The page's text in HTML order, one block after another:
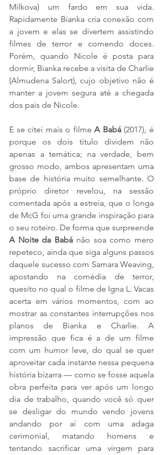
Milkova) um fardo em sua vida.
Rapidamente Bianka cria conexão com
a jovem e elas se divertem assistindo
filmes de terror e comendo doces.
Porém, quando Nicole é posta para
dormir, Bianka recebe a visita de Charlie
(Almudena Salort), cujo objetivo não é
manter a jovem segura até a chegada
dos pais de Nicole.
E se citei mais o filme A Babá (2017), é
porque os dois título dividem não
apenas a temática; na verdade, bem
grosso modo, ambos apresentam uma
base de história muito semelhante. O
próprio diretor revelou, na sessão
comentada após a estreia, que o longa
de McG foi uma grande inspiração para
A Noite da Babá não soa como mero
repeteco, ainda que siga alguns passos
daquele sucesso com Samara Weaving,
apostando na comédia de terror,
quesito no qual o filme de Igna L. Vacas
acerta em vários momentos, com ao
mostrar as constantes interrupções nos
planos de Bianka e Charlie. A
impressão que fica é a de um filme
com um humor leve, do qual se quer
aproveitar cada instante nessa pequena
história bizarra — como se fosse aquela
obra perfeita para ver após um longo
dia de trabalho, quando você só quer
se desligar do mundo vendo jovens
andando por aí com uma adaga
cerimonial, matando homens e
tentando sacrificar uma virgem para